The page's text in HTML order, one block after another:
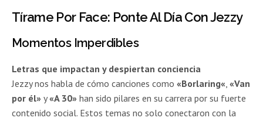
Tírame Por Face: Ponte Al Día Con Jezzy
Momentos Imperdibles
Letras que impactan y despiertan conciencia
Jezzy nos habla de cómo canciones como«Borlaring«,«Van
por él» y«A 30» han sido pilares en su carrera por su fuerte
contenido social. Estos temas no solo conectaron con la